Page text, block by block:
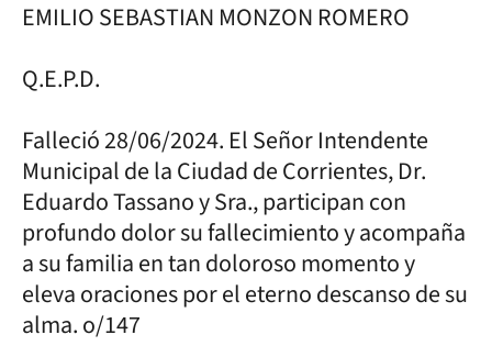
EMILIO SEBASTIAN MONZON ROMERO
Q.E.P.D.
Falleció 28/06/2024. El Señor Intendente
Municipal de la Ciudad de Corrientes, Dr.
Eduardo Tassano y Sra., participan con
profundo dolor su fallecimiento y acompaña
a su familia en tan doloroso momento y
eleva oraciones por el eterno descanso de su
alma. o/147